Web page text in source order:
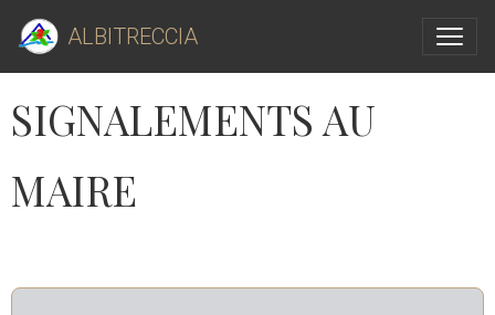
ALBITRECCIA
SIGNALEMENTS AU
MAIRE